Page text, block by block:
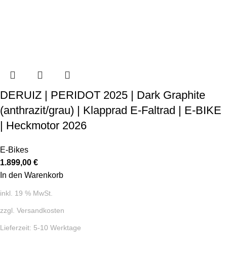
DERUIZ | PERIDOT 2025 | Dark Graphite
(anthrazit/grau) | Klapprad E-Faltrad | E-BIKE
| Heckmotor 2026
E-Bikes
1.899,00 €
In den Warenkorb
inkl. 19 % MwSt.
zzgl. Versandkosten
Lieferzeit: 5-10 Werktage